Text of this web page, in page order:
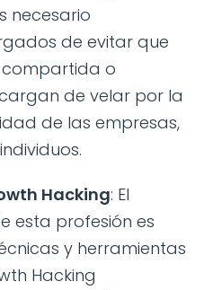
necesario
de evitar que
o
de velar por la
de las empresas,
Hacking: El
esta profesión es
y herramientas
Hacking